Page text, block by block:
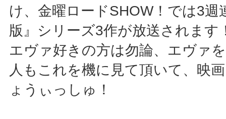
け、金曜ロードSHOW！では3週
版』シリーズ3作が放送されます
エヴァ好きの方は勿論、エヴァ
人もこれを機に見て頂いて、映
ょうぃっしゅ！